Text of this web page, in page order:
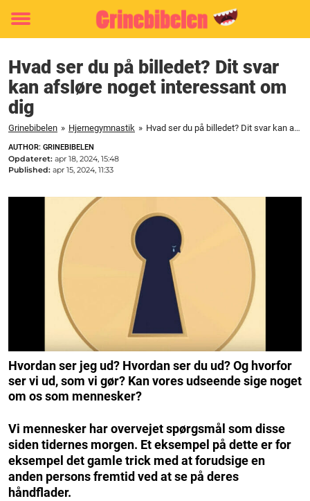
Toggle
Hvad ser du på billedet? Dit svar
kan afsløre noget interessant om
dig
Grinebibelen » Hjernegymnastik » Hvad ser du på billedet? Dit svar kan afsløre noget interessant om dig
AUTHOR: GRINEBIBELEN
Opdateret: apr 18, 2024, 15:48
Published: apr 15, 2024, 11:33
Hvordan ser jeg ud? Hvordan ser du ud? Og hvorfor
ser vi ud, som vi gør? Kan vores udseende sige noget
om os som mennesker?
Vi mennesker har overvejet spørgsmål som disse
siden tidernes morgen. Et eksempel på dette er for
eksempel det gamle trick med at forudsige en
anden persons fremtid ved at se på deres
håndflader.